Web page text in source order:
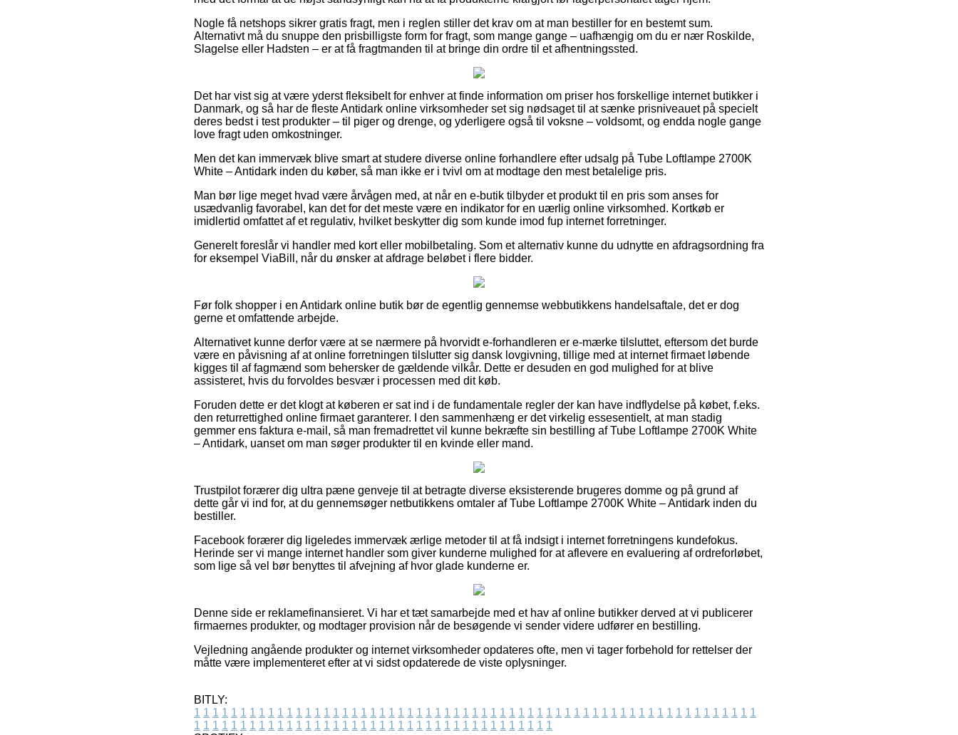
Nogle få netshops sikrer gratis fragt, men i reglen stiller det krav om at man bestiller for en bestemt sum.
Alternativt må du snuppe den prisbilligste form for fragt, som mange gange – uafhængig om du er nær Roskilde,
Slagelse eller Hadsten – er at få fragtmanden til at bringe din ordre til et afhentningssted.
Det har vist sig at være yderst fleksibelt for enhver at finde information om priser hos forskellige internet butikker i
Danmark, og så har de fleste Antidark online virksomheder set sig nødsaget til at sænke prisniveauet på specielt
deres bedst i test produkter – til piger og drenge, og yderligere også til voksne – voldsomt, og endda nogle gange
love fragt uden omkostninger.
Men det kan immervæk blive smart at studere diverse online forhandlere efter udsalg på Tube Loftlampe 2700K
White – Antidark inden du køber, så man ikke er i tvivl om at modtage den mest betalelige pris.
Man bør lige meget hvad være årvågen med, at når en e-butik tilbyder et produkt til en pris som anses for
usædvanlig favorabel, kan det for det meste være en indikator for en uærlig online virksomhed. Kortkøb er
imidlertid omfattet af et regulativ, hvilket beskytter dig som kunde imod fup internet forretninger.
Generelt foreslår vi handler med kort eller mobilbetaling. Som et alternativ kunne du udnytte en afdragsordning fra
for eksempel ViaBill, når du ønsker at afdrage beløbet i flere bidder.
Før folk shopper i en Antidark online butik bør de egentlig gennemse webbutikkens handelsaftale, det er dog
gerne et omfattende arbejde.
Alternativet kunne derfor være at se nærmere på hvorvidt e-forhandleren er e-mærke tilsluttet, eftersom det burde
være en påvisning af at online forretningen tilslutter sig dansk lovgivning, tillige med at internet firmaet løbende
kigges til af fagmænd som behersker de gældende vilkår. Dette er desuden en god mulighed for at blive
assisteret, hvis du forvoldes besvær i processen med dit køb.
Foruden dette er det klogt at køberen er sat ind i de fundamentale regler der kan have indflydelse på købet, f.eks.
den returrettighed online firmaet garanterer. I den sammenhæng er det virkelig essesentielt, at man stadig
gemmer ens faktura e-mail, så man fremadrettet vil kunne bekræfte sin bestilling af Tube Loftlampe 2700K White
– Antidark, uanset om man søger produkter til en kvinde eller mand.
Trustpilot forærer dig ultra pæne genveje til at betragte diverse eksisterende brugeres domme og på grund af
dette går vi ind for, at du gennemsøger netbutikkens omtaler af Tube Loftlampe 2700K White – Antidark inden du
bestiller.
Facebook forærer dig ligeledes immervæk ærlige metoder til at få indsigt i internet forretningens kundefokus.
Herinde ser vi mange internet handler som giver kunderne mulighed for at aflevere en evaluering af ordreforløbet,
som lige så vel bør benyttes til afvejning af hvor glade kunderne er.
Denne side er reklamefinansieret. Vi har et tæt samarbejde med et hav af online butikker derved at vi publicerer
firmaernes produkter, og modtager provision når de besøgende vi sender videre udfører en bestilling.
Vejledning angående produkter og internet virksomheder opdateres ofte, men vi tager forbehold for rettelser der
måtte være implementeret efter at vi sidst opdaterede de viste oplysninger.
BITLY:
1 1 1 1 1 1 1 1 1 1 1 1 1 1 1 1 1 1 1 1 1 1 1 1 1 1 1 1 1 1 1 1 1 1 1 1 1 1 1 1 1 1 1 1 1 1 1 1 1 1 1 1 1 1 1 1 1 1 1 1 1
1 1 1 1 1 1 1 1 1 1 1 1 1 1 1 1 1 1 1 1 1 1 1 1 1 1 1 1 1 1 1 1 1 1 1 1 1 1 1